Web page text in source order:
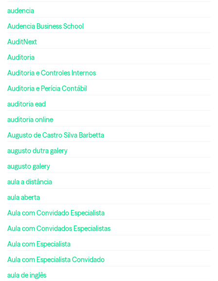
audencia
Audencia Business School
AuditNext
Auditoria
Auditoria e Controles Internos
Auditoria e Perícia Contábil
auditoria ead
auditoria online
Augusto de Castro Silva Barbetta
augusto dutra galery
augusto galery
aula a distância
aula aberta
Aula com Convidado Especialista
Aula com Convidados Especialistas
Aula com Especialista
Aula com Especialista Convidado
aula de inglês